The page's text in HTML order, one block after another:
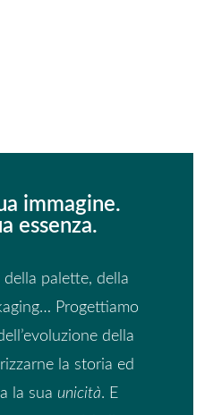
immagine.
essenza.
della palette, della
Progettiamo
della
la storia ed
la sua unicità. E